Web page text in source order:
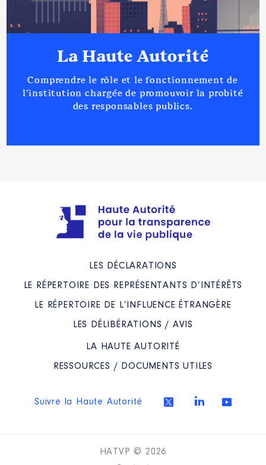
La Haute Autorité
Comprendre le rôle et le fonctionnement de
l’institution chargée de promouvoir la probité
des responsables publics.
LES DÉCLARATIONS
LE RÉPERTOIRE DES REPRÉSENTANTS D’INTÉRÊTS
LE RÉPERTOIRE DE L’INFLUENCE ÉTRANGÈRE
LES DÉLIBÉRATIONS / AVIS
LA HAUTE AUTORITÉ
RESSOURCES / DOCUMENTS UTILES
Suivre la Haute Autorité
HATVP © 2026